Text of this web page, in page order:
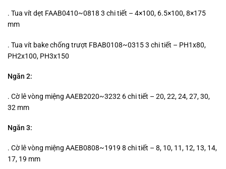
. Tua vít dẹt FAAB0410~0818 3 chi tiết – 4×100, 6.5×100, 8×175
mm
. Tua vít bake chống trượt FBAB0108~0315 3 chi tiết – PH1x80,
PH2x100, PH3x150
Ngăn 2:
. Cờ lê vòng miệng AAEB2020~3232 6 chi tiết – 20, 22, 24, 27, 30,
32 mm
Ngăn 3:
. Cờ lê vòng miệng AAEB0808~1919 8 chi tiết – 8, 10, 11, 12, 13, 14,
17, 19 mm